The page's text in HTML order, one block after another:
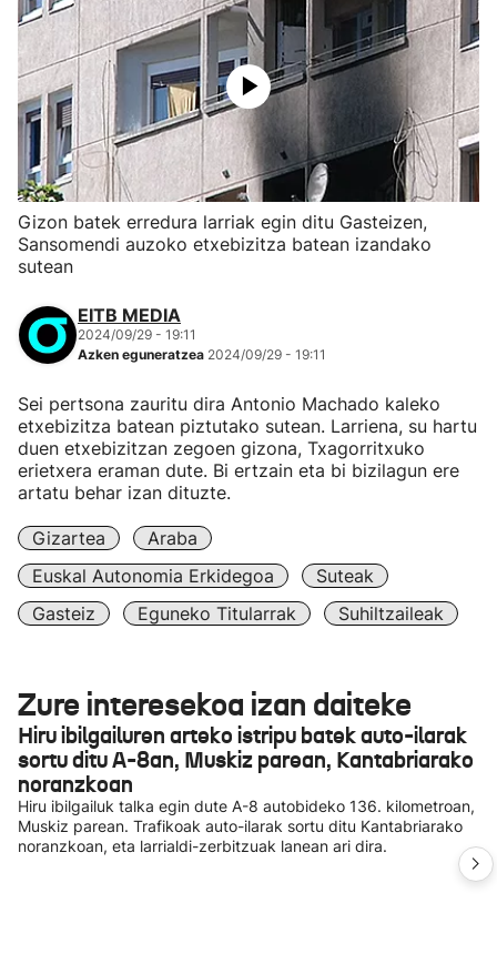
Gizon batek erredura larriak egin ditu Gasteizen,
Sansomendi auzoko etxebizitza batean izandako
sutean
EITB MEDIA
2024/09/29 - 19:11
Azken eguneratzea 2024/09/29 - 19:11
Sei pertsona zauritu dira Antonio Machado kaleko
etxebizitza batean piztutako sutean. Larriena, su hartu
duen etxebizitzan zegoen gizona, Txagorritxuko
erietxera eraman dute. Bi ertzain eta bi bizilagun ere
artatu behar izan dituzte.
Gizartea
Araba
Euskal Autonomia Erkidegoa
Suteak
Gasteiz
Eguneko Titularrak Suhiltzaileak
Zure interesekoa izan daiteke
Hiru ibilgailuren arteko istripu batek auto-ilarak
sortu ditu A-8an, Muskiz parean, Kantabriarako
noranzkoan
Hiru ibilgailuk talka egin dute A-8 autobideko 136. kilometroan,
Muskiz parean. Trafikoak auto-ilarak sortu ditu Kantabriarako
noranzkoan, eta larrialdi-zerbitzuak lanean ari dira.